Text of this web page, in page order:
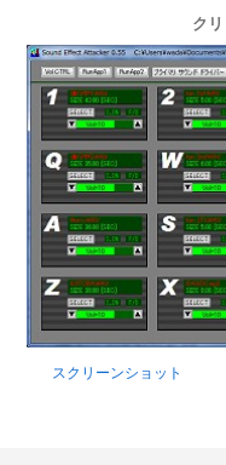
ク
スクリーンショット